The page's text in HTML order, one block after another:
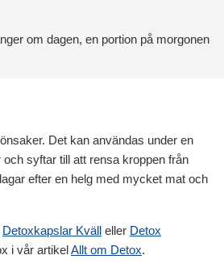
om dagen, en portion på morgonen
Det kan användas under en
syftar till att rensa kroppen från
efter en helg med mycket mat och
Detoxkapslar Kväll eller Detox
i vår artikelAllt om Detox.